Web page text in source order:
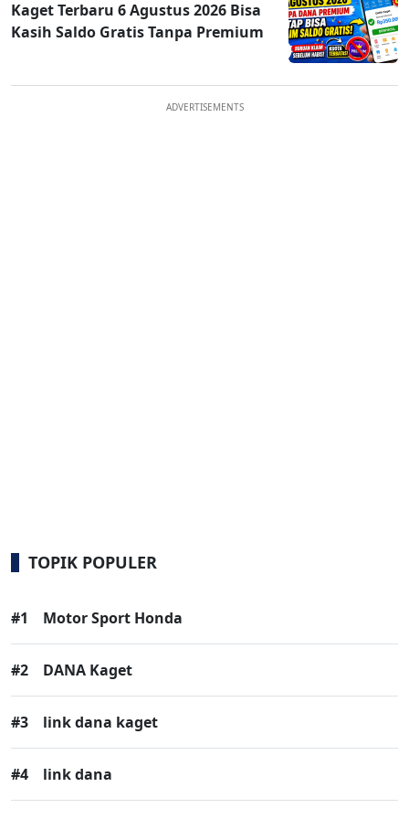
Kaget Terbaru 6 Agustus 2026 Bisa
Kasih Saldo Gratis Tanpa Premium
ADVERTISEMENTS
TOPIK POPULER
#1 Motor Sport Honda
#2 DANA Kaget
#3 link dana kaget
#4 link dana